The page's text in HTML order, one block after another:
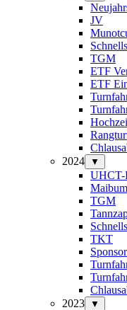
JV
TGM
ETF
ETF
2024
▼
UHCT-
TGM
TKT
2023
▼